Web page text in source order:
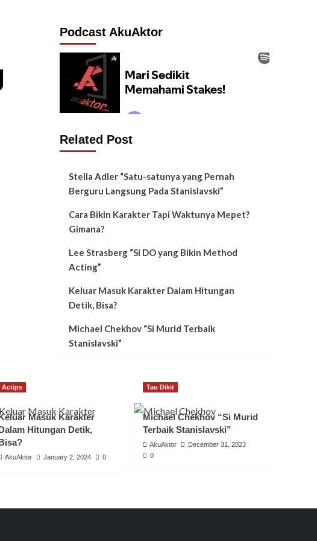
Podcast AkuAktor
Related Post
Stella Adler “Satu-satunya yang Pernah
Berguru Langsung Pada Stanislavski”
Cara Bikin Karakter Tapi Waktunya Mepet?
Gimana?
Lee Strasberg “Si DO yang Bikin Method
Acting”
Keluar Masuk Karakter Dalam Hitungan
Detik, Bisa?
Michael Chekhov “Si Murid Terbaik
Stanislavski”
Actips
Keluar Masuk Karakter
Dalam Hitungan Detik,
Bisa?
AkuAktor January 2, 2024 0
Tau Dikit
Michael Chekhov “Si Murid
Terbaik Stanislavski”
AkuAktor
December 31, 2023
0